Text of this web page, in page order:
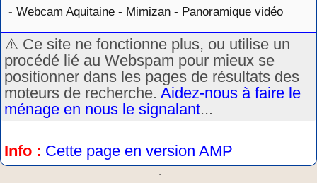
- Webcam Aquitaine - Mimizan - Panoramique vidéo
⚠️ Ce site ne fonctionne plus, ou utilise un
procédé lié au Webspam pour mieux se
positionner dans les pages de résultats des
moteurs de recherche. Aidez-nous à faire le
ménage en nous le signalant...
Info : Cette page en version AMP
.